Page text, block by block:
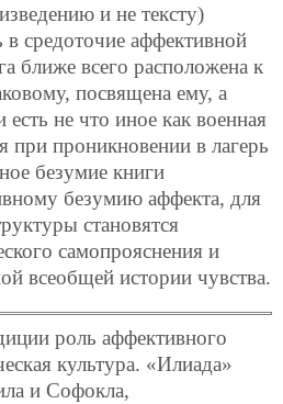
и не тексту)
средоточие аффективной
ближе всего расположена к
посвящена ему, а
не что иное как военная
при проникновении в лагерь
безумие книги
безумию аффекта, для
становятся
самопрояснения и
всеобщей истории чувства.
роль аффективного
культура. «Илиада»
и Софокла,